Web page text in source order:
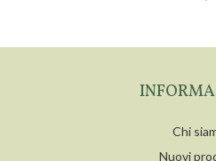
Chi
Nuovi